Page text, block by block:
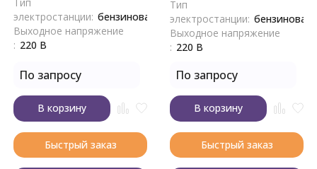
электростанции: бензиновая
Выходное напряжение
: 220 В
По запросу
В корзину
Быстрый заказ
Тип
электростанции: бензиновая
Выходное напряжение
: 220 В
По запросу
В корзину
Быстрый заказ